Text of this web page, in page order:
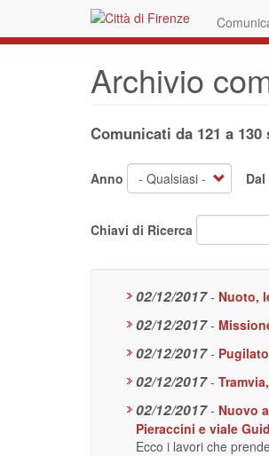
contenuto
Archivio
Comunicati da 121 a
Anno
Chiavi di Ricerca
02/12/2017 - Nuoto,
02/12/2017 -
02/12/2017 -
02/12/2017 -
02/12/2017 - Nuovo
Pieraccini e viale
Ecco i lavori che